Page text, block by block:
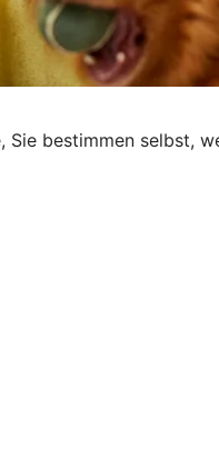
bestimmen selbst,